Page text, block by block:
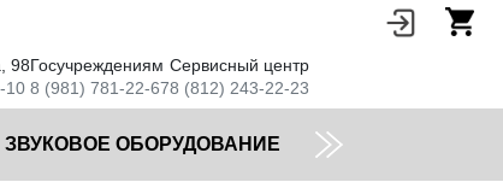
98
10
Госучреждениям
8 (981) 781-22-67
Сервисный центр
8 (812) 243-22-23
ЗВУКОВОЕ ОБОРУДОВАНИЕ